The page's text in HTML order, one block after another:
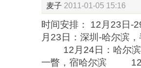
麦子 2011-01-05 15:16
时间安排： 12月23
月23日：深圳-哈尔滨
12月24日：哈尔滨
一瞥，宿哈尔滨 12